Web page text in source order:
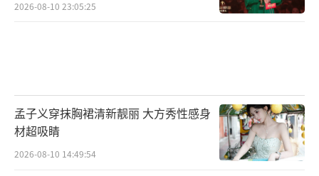
若鸿文化努力将《武神主宰》真人剧打造
为观众呈现出一个震撼人心的天武大陆，引领
观众进入一个全新的玄幻世界。
（责任编辑：郭一楠
CK001）
2026-08-10 23:05:25
孟子义穿抹胸裙清新靓丽 大方秀性感身
材超吸睛
2026-08-10 14:49:54